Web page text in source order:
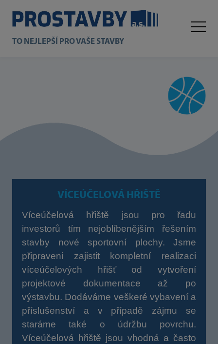
TO NEJLEPŠÍ PRO VAŠE STAVBY
VÍCEÚČELOVÁ HŘIŠTĚ
Víceúčelová hřiště jsou pro řadu
investorů tím nejoblíbenějším řešením
stavby nové sportovní plochy. Jsme
připraveni zajistit kompletní realizaci
víceúčelových hřišť od vytvoření
projektové dokumentace až po
výstavbu. Dodáváme veškeré vybavení a
příslušenství a v případě zájmu se
staráme také o údržbu povrchu.
Víceúčelová hřiště jsou vhodná a často